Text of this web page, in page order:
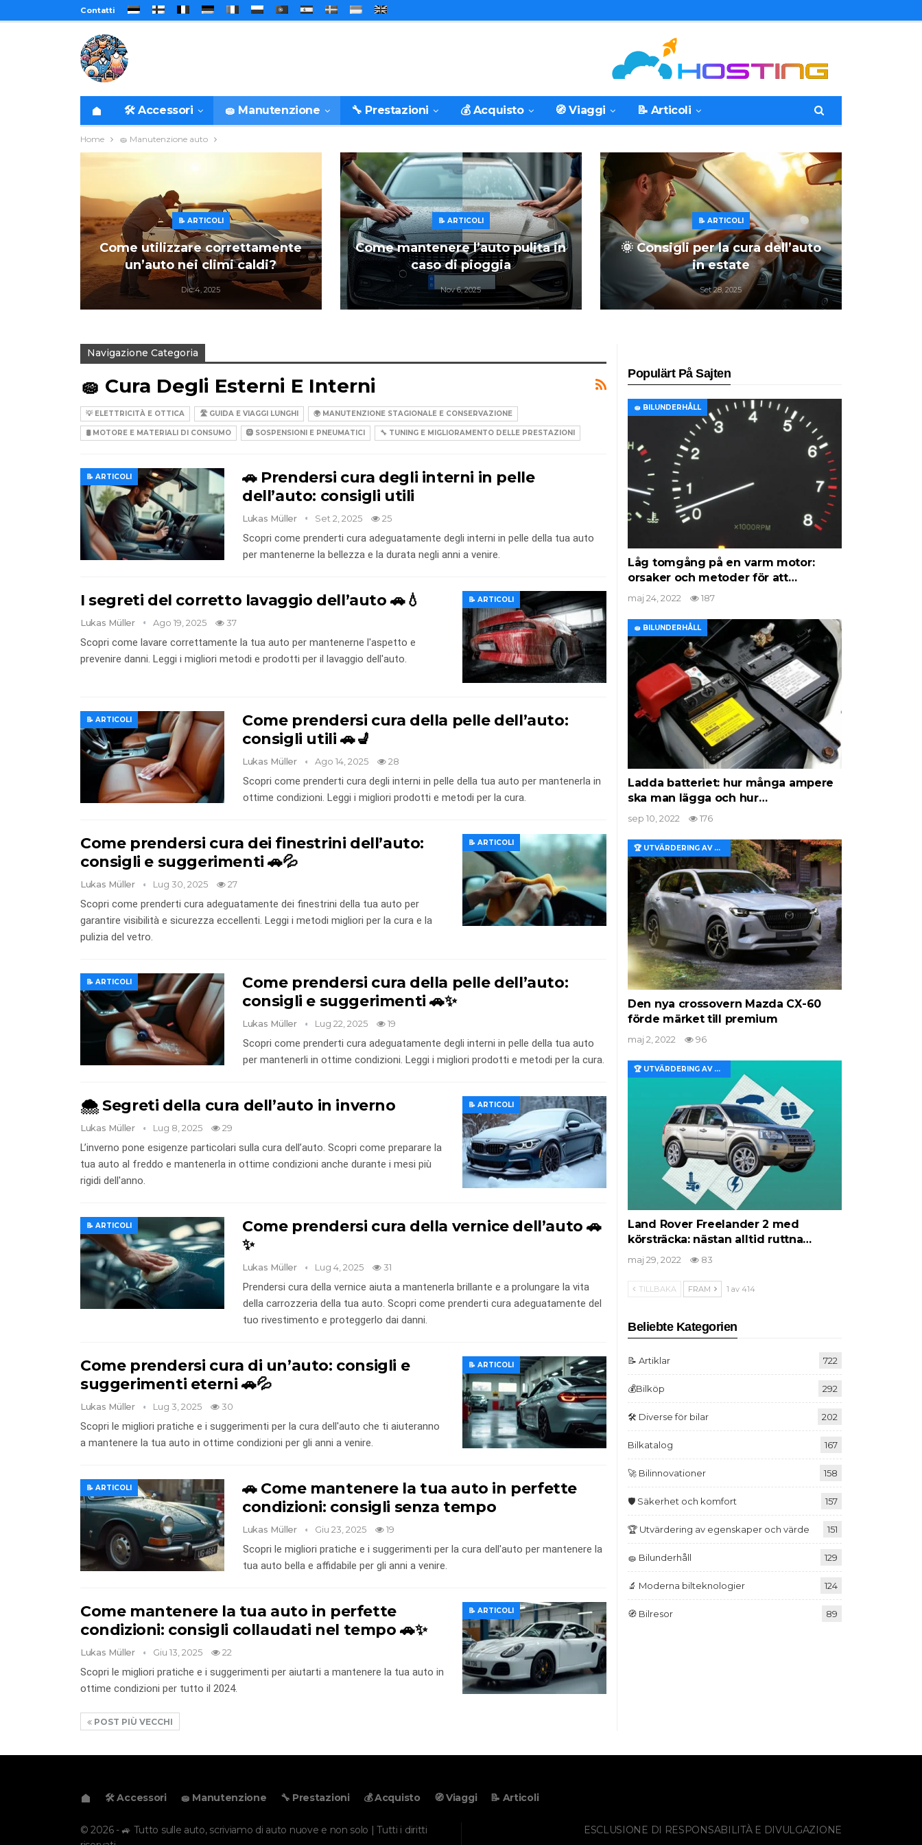
Contatti
🛠️ Accessori 🧽 Manutenzione 🔧 Prestazioni 💰 Acquisto 🧭 Viaggi 📝 Articoli
Home 🧽 Manutenzione auto
📝 ARTICOLI
Come utilizzare correttamente
un’auto nei climi caldi?
Dic 4, 2025
📝 ARTICOLI
Come mantenere l’auto pulita in
caso di pioggia
Nov 6, 2025
📝 ARTICOLI
🌞 Consigli per la cura dell’auto
in estate
Set 28, 2025
Navigazione Categoria
🧽 Cura Degli Esterni E Interni
💡 ELETTRICITÀ E OTTICA 🛣️ GUIDA E VIAGGI LUNGHI 🌍 MANUTENZIONE STAGIONALE E CONSERVAZIONE
🛢️ MOTORE E MATERIALI DI CONSUMO 🛞 SOSPENSIONI E PNEUMATICI 🔧 TUNING E MIGLIORAMENTO DELLE PRESTAZIONI
📝 ARTICOLI
🚗 Prendersi cura degli interni in pelle
dell’auto: consigli utili
Lukas Müller Set 2, 2025 25
Scopri come prenderti cura adeguatamente degli interni in pelle della tua auto
per mantenerne la bellezza e la durata negli anni a venire.
📝 ARTICOLI
I segreti del corretto lavaggio dell’auto 🚗💧
Lukas Müller Ago 19, 2025 37
Scopri come lavare correttamente la tua auto per mantenerne l'aspetto e
prevenire danni. Leggi i migliori metodi e prodotti per il lavaggio dell'auto.
📝 ARTICOLI
Come prendersi cura della pelle dell’auto:
consigli utili 🚗💺
Lukas Müller Ago 14, 2025 28
Scopri come prenderti cura degli interni in pelle della tua auto per mantenerla in
ottime condizioni. Leggi i migliori prodotti e metodi per la cura.
📝 ARTICOLI
Come prendersi cura dei finestrini dell’auto:
consigli e suggerimenti 🚗💦
Lukas Müller Lug 30, 2025 27
Scopri come prenderti cura adeguatamente dei finestrini della tua auto per
garantire visibilità e sicurezza eccellenti. Leggi i metodi migliori per la cura e la
pulizia del vetro.
📝 ARTICOLI
Come prendersi cura della pelle dell’auto:
consigli e suggerimenti 🚗✨
Lukas Müller Lug 22, 2025 19
Scopri come prenderti cura adeguatamente degli interni in pelle della tua auto
per mantenerli in ottime condizioni. Leggi i migliori prodotti e metodi per la cura.
📝 ARTICOLI
🌨️ Segreti della cura dell’auto in inverno
Lukas Müller Lug 8, 2025 29
L’inverno pone esigenze particolari sulla cura dell’auto. Scopri come preparare la
tua auto al freddo e mantenerla in ottime condizioni anche durante i mesi più
rigidi dell'anno.
📝 ARTICOLI
Come prendersi cura della vernice dell’auto 🚗
✨
Lukas Müller Lug 4, 2025 31
Prendersi cura della vernice aiuta a mantenerla brillante e a prolungare la vita
della carrozzeria della tua auto. Scopri come prenderti cura adeguatamente del
tuo rivestimento e proteggerlo dai danni.
📝 ARTICOLI
Come prendersi cura di un’auto: consigli e
suggerimenti eterni 🚗💦
Lukas Müller Lug 3, 2025 30
Scopri le migliori pratiche e i suggerimenti per la cura dell'auto che ti aiuteranno
a mantenere la tua auto in ottime condizioni per gli anni a venire.
📝 ARTICOLI
🚗 Come mantenere la tua auto in perfette
condizioni: consigli senza tempo
Lukas Müller Giu 23, 2025 19
Scopri le migliori pratiche e i suggerimenti per la cura dell'auto per mantenere la
tua auto bella e affidabile per gli anni a venire.
📝 ARTICOLI
Come mantenere la tua auto in perfette
condizioni: consigli collaudati nel tempo 🚗✨
Lukas Müller Giu 13, 2025 22
Scopri le migliori pratiche e i suggerimenti per aiutarti a mantenere la tua auto in
ottime condizioni per tutto il 2024.
POST PIÙ VECCHI
Populärt På Sajten
🧽 BILUNDERHÅLL
Låg tomgång på en varm motor:
orsaker och metoder för att…
maj 24, 2022 187
🧽 BILUNDERHÅLL
Ladda batteriet: hur många ampere
ska man lägga och hur…
sep 10, 2022 176
🏆 UTVÄRDERING AV EGENSKAPER OCH VÄRDE
Den nya crossovern Mazda CX-60
förde märket till premium
maj 2, 2022 96
🏆 UTVÄRDERING AV EGENSKAPER OCH VÄRDE
Land Rover Freelander 2 med
körsträcka: nästan alltid ruttna…
maj 29, 2022 83
TILLBAKA FRAM 1 av 414
Beliebte Kategorien
📝 Artiklar 722
💰Bilköp 292
🛠️ Diverse för bilar 202
Bilkatalog 167
🚀 Bilinnovationer 158
🛡️ Säkerhet och komfort 157
🏆 Utvärdering av egenskaper och värde 151
🧽 Bilunderhåll 129
🔬 Moderna bilteknologier 124
🧭 Bilresor 89
🛠️ Accessori 🧽 Manutenzione 🔧 Prestazioni 💰 Acquisto 🧭 Viaggi 📝 Articoli
© 2026 - 🚙 Tutto sulle auto, scriviamo di auto nuove e non solo | Tutti i diritti
ESCLUSIONE DI RESPONSABILITÀ E DIVULGAZIONE